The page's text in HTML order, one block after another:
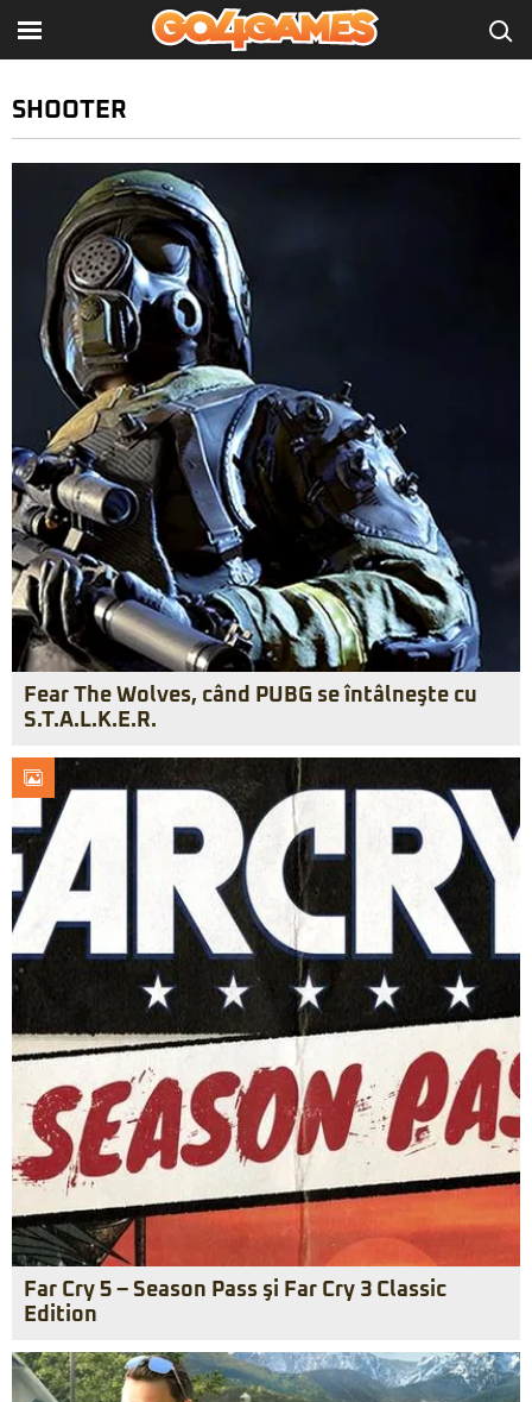
SHOOTER
Fear The Wolves, când PUBG se întâlneşte cu
S.T.A.L.K.E.R.
Far Cry 5 – Season Pass şi Far Cry 3 Classic
Edition